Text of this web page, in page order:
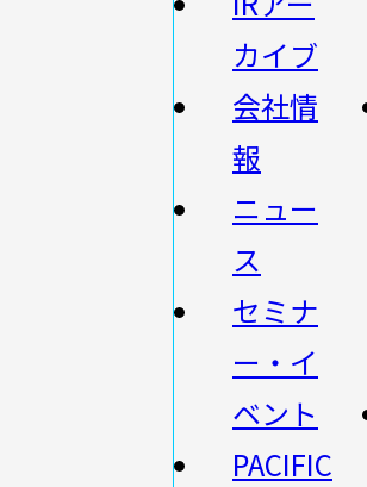
カイブ
会社情
報
ニュー
ス
セミナ
ー・イ
ベント
PACIFIC